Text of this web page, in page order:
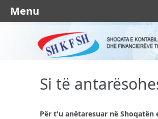
Si të
Për t'u anëtaresuar në Shoqatën
Menu